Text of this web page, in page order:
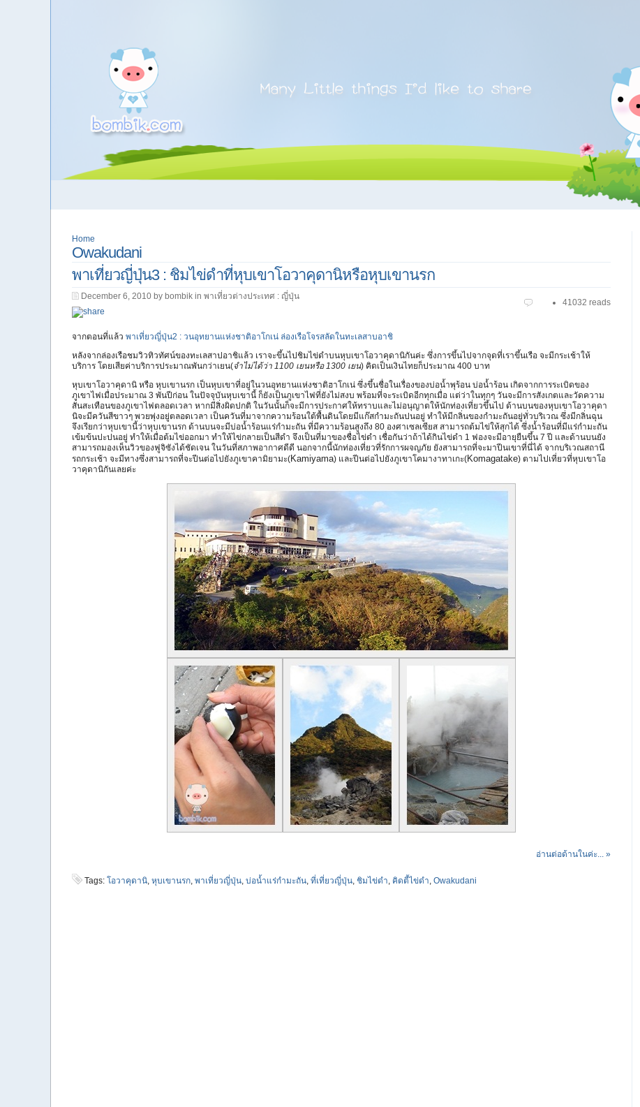
Home
Owakudani
พาเที่ยวญี่ปุ่น3 : ชิมไข่ดำที่หุบเขาโอวาคุดานิหรือหุบเขานรก
December 6, 2010 by bombik in พาเที่ยวต่างประเทศ : ญี่ปุ่น
41032 reads
จากตอนที่แล้ว พาเที่ยวญี่ปุ่น2 : วนอุทยานแห่งชาติอาโกเน่ ล่องเรือโจรสลัดในทะเลสาบอาชิ
หลังจากล่องเรือชมวิวทิวทัศน์ของทะเลสาปอาชิแล้ว เราจะขึ้นไปชิมไข่ดำบนหุบเขาโอวาคุดานิกันค่ะ ซึ่งการขึ้นไปจากจุดที่เราขึ้นเรือ จะมีกระเช้าให้
บริการ โดยเสียค่าบริการประมาณพันกว่าเยน(จำไม่ได้ว่า 1100 เยนหรือ 1300 เยน) คิดเป็นเงินไทยก็ประมาณ 400 บาท
หุบเขาโอวาคุดานิ หรือ หุบเขานรก เป็นหุบเขาที่อยู่ในวนอุทยานแห่งชาติฮาโกเน่ ซึ่งขึ้นชื่อในเรื่องของบ่อน้ำพุร้อน บ่อน้ำร้อน เกิดจากการระเบิดของ
ภูเขาไฟเมื่อประมาณ 3 พันปีก่อน ในปัจจุบันหุบเขานี้ ก็ยังเป็นภูเขาไฟที่ยังไม่สงบ พร้อมที่จะระเบิดอีกทุกเมื่อ แต่ว่าในทุกๆ วันจะมีการสังเกตและวัดความ
สั่นสะเทือนของภูเขาไฟตลอดเวลา หากมีสิ่งผิดปกติ ในวันนั้นก็จะมีการประกาศให้ทราบและไม่อนุญาตให้นักท่องเที่ยวขึ้นไป ด้านบนของหุบเขาโอวาคุดา
นิจะมีควันสีขาวๆ พวยพุ่งอยู่ตลอดเวลา เป็นควันที่มาจากความร้อนใต้พื้นดินโดยมีแก๊สกำมะถันปนอยู่ ทำให้มีกลิ่นของกำมะถันอยู่ทั่วบริเวณ ซึ่งมีกลิ่นฉุน
จึงเรียกว่าหุบเขานี้ว่าหุบเขานรก ด้านบนจะมีบ่อน้ำร้อนแร่กำมะถัน ที่มีความร้อนสูงถึง 80 องศาเซลเซียส สามารถต้มไข่ให้สุกได้ ซึ่งน้ำร้อนที่มีแร่กำมะถัน
เข้มข้นปะปนอยู่ ทำให้เมื่อต้มไข่ออกมา ทำให้ไข่กลายเป็นสีดำ จึงเป็นที่มาของชื่อไข่ดำ เชื่อกันว่าถ้าได้กินไข่ดำ 1 ฟองจะมีอายุยืนขึ้น 7 ปี และด้านบนยัง
สามารถมองเห็นวิวของฟูจิซังได้ชัดเจน ในวันที่สภาพอากาศดีดี นอกจากนี้นักท่องเที่ยวที่รักการผจญภัย ยังสามารถที่จะมาปีนเขาที่นี่ได้ จากบริเวณสถานี
รถกระเช้า จะมีทางซึ่งสามารถที่จะปีนต่อไปยังภูเขาคามิยามะ(Kamiyama) และปีนต่อไปยังภูเขาโคมางาทาเกะ(Komagatake) ตามไปเที่ยวที่หุบเขาโอ
วาคุดานิกันเลยค่ะ
อ่านต่อด้านในค่ะ... »
Tags: โอวาคุดานิ, หุบเขานรก, พาเที่ยวญี่ปุ่น, บ่อน้ำแร่กำมะถัน, ที่เที่ยวญี่ปุ่น, ชิมไข่ดำ, คิดตี้ไข่ดำ, Owakudani